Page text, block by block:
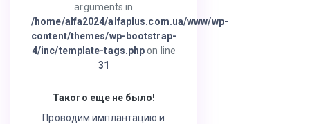
arguments in
/home/alfa2024/alfaplus.com.ua/www/wp-
content/themes/wp-bootstrap-
4/inc/template-tags.php on line
31
Такого еще не было!
Проводим имплантацию и